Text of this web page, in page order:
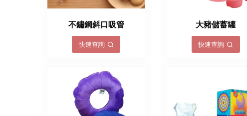
不鏽鋼斜口吸管
快速查詢
大豬儲蓄罐
快速查詢